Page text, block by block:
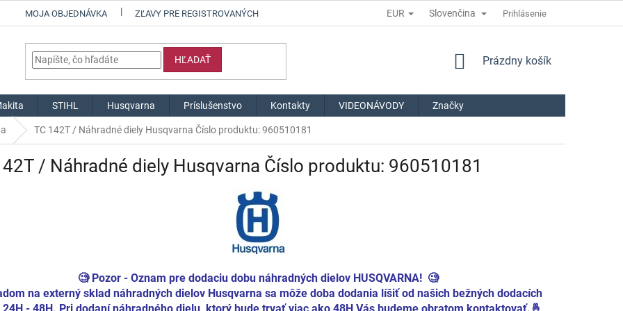
MOJA OBJEDNÁVKA ZĽAVY PRE REGISTROVANÝCH EUR Slovenčina Prihlásenie
HĽADAŤ
NÁKUPNÝ
Prázdny košík
STIHL Husqvarna Príslušenstvo Kontakty VIDEONÁVODY Značky
TC 142T / Náhradné diely Husqvarna Číslo produktu: 960510181
/ Náhradné diely Husqvarna Číslo produktu: 960510181
🧐 Pozor - Oznam pre dodaciu dobu náhradných dielov HUSQVARNA! 🧐
na externý sklad náhradných dielov Husqvarna sa môže doba dodania líšiť od našich bežných dodacích